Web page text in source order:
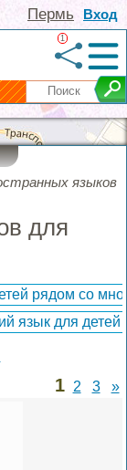
Вход
Пермь
1
языков
для
рядом со
язык для детей
1 2 3 »